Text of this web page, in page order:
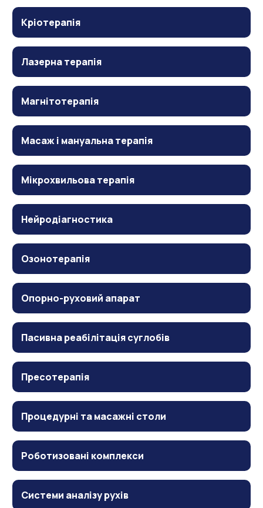
Кріотерапія
Лазерна терапія
Магнітотерапія
Масаж і мануальна терапія
Мікрохвильова терапія
Нейродіагностика
Озонотерапія
Опорно-руховий апарат
Пасивна реабілітація суглобів
Пресотерапія
Процедурні та масажні столи
Роботизовані комплекси
Системи аналізу рухів